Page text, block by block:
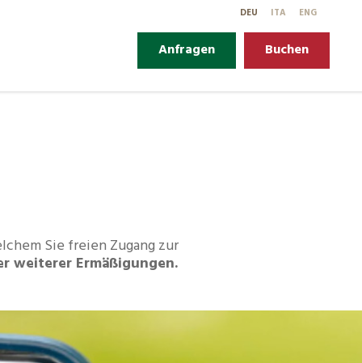
DEU ITA ENG
Anfragen Buchen
Sie freien Zugang zur
weiterer Ermäßigungen.